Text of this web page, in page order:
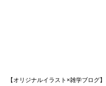
【オリジナルイラスト×雑学ブログ